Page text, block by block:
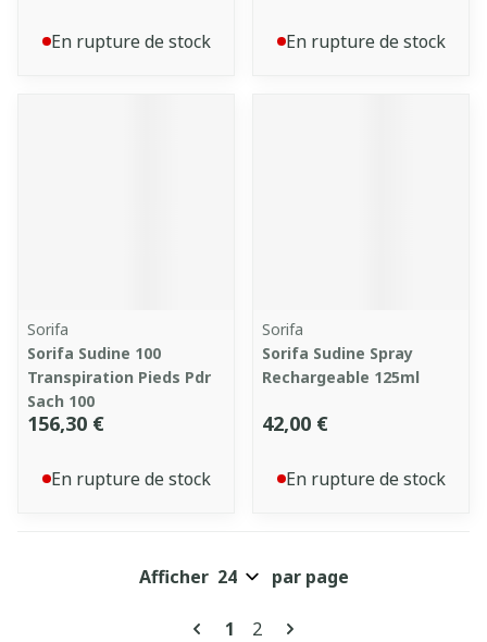
En rupture de stock En rupture de stock
Sorifa
Sorifa Sudine 100
Transpiration Pieds Pdr
Sach 100
156,30 €
En rupture de stock
Sorifa
Sorifa Sudine Spray
Rechargeable 125ml
42,00 €
En rupture de stock
Pages
Vous lisez actuellement la
1 Page
2
Afficher par page